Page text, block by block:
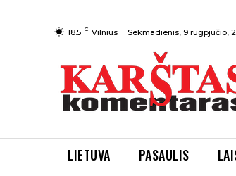
18.5 C Vilnius Sekmadienis, 9 rugpjūčio,
LIETUVA PASAULIS